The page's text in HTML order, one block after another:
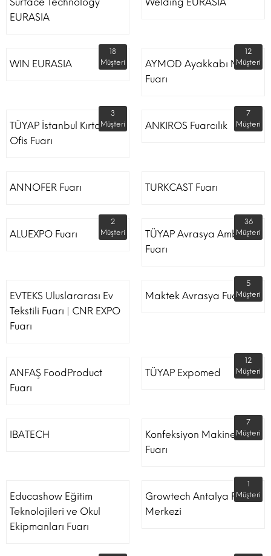
EURASIA
WIN EURASIA
18
Müşteri
AYMOD Ayakkabı Moda
Fuarı
12
Müşteri
TÜYAP İstanbul Kırtasiye
Ofis Fuarı
3
Müşteri
ANKIROS Fuarcılık
7
Müşteri
ANNOFER Fuarı TURKCAST Fuarı
ALUEXPO Fuarı
2
Müşteri
TÜYAP Avrasya Ambalaj
Fuarı
36
Müşteri
EVTEKS Uluslararası Ev
Tekstili Fuarı | CNR EXPO
Fuarı
Maktek Avrasya Fuarı
5
Müşteri
ANFAŞ FoodProduct
Fuarı
TÜYAP Expomed
12
Müşteri
IBATECH
Konfeksiyon Makinesi
Fuarı
7
Müşteri
Educashow Eğitim
Teknolojileri ve Okul
Ekipmanları Fuarı
Growtech Antalya Fuar
Merkezi
1
Müşteri